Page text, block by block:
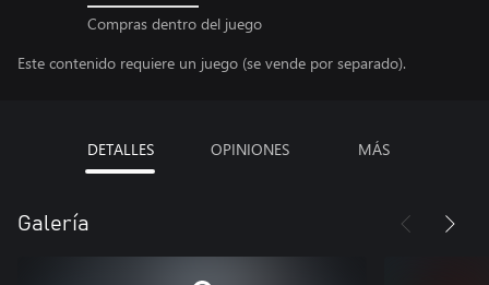
Compras dentro del juego
Este contenido requiere un juego (se vende por separado).
DETALLES OPINIONES MÁS
Galería